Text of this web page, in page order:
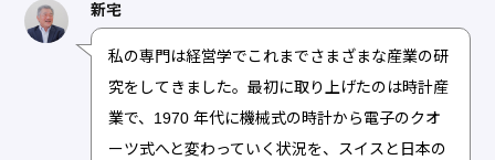
新宅
私の専門は経営学でこれまでさまざまな産業の研
究をしてきました。最初に取り上げたのは時計産
業で、1970 年代に機械式の時計から電子のクオ
ーツ式へと変わっていく状況を、スイスと日本の